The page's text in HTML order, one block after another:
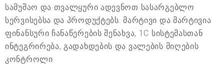
სამუშაო და თვალყური ადევნოთ სასარგებლო
სერვისებსა და პროდუქტებს. მარტივი და მარტივია
ფინანსური ჩანაწერების შენახვა, 1C სისტემასთან
ინტეგრირება, გადახდების და ვალების მიღების
კონტროლი.